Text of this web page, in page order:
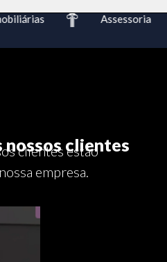
Assessoria
nossos clientes
clientes estão
empresa.